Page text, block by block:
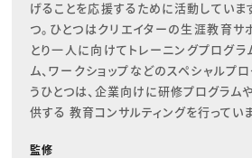
げることを応援するために活動していま
つ。ひとつはクリエイターの生涯教育サ
とり一人に向けてトレーニングプログラ
ム、ワークショップなどのスペシャルプ
うひとつは、企業向けに研修プログラム
供する 教育コンサルティングを行っていま
監修